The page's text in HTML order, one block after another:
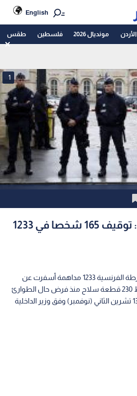
English
الأردن مونديال 2026 فلسطين طقس
1
"طوارئ فرنسا": توقيف 165 شخصا في 1233
رؤيا - أ ف ب - نفذت الشرطة الفرنسية 1233 مداهمة أسفرت عن
توقيف 165 شخصا وضبط 230 قطعة سلاح منذ فرض حال الطوارئ
بعد اعتداءات باريس في 13 تشرين الثاني (نوفمبر) وفق وزير الداخلية